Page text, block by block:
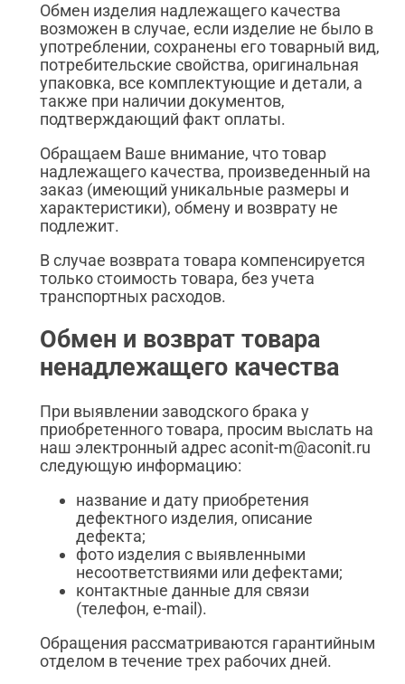
Обмен изделия надлежащего качества
возможен в случае, если изделие не было в
употреблении, сохранены его товарный вид,
потребительские свойства, оригинальная
упаковка, все комплектующие и детали, а
также при наличии документов,
подтверждающий факт оплаты.
Обращаем Ваше внимание, что товар
надлежащего качества, произведенный на
заказ (имеющий уникальные размеры и
характеристики), обмену и возврату не
подлежит.
В случае возврата товара компенсируется
только стоимость товара, без учета
транспортных расходов.
Обмен и возврат товара
ненадлежащего качества
При выявлении заводского брака у
приобретенного товара, просим выслать на
наш электронный адрес aconit-m@aconit.ru
следующую информацию:
название и дату приобретения
дефектного изделия, описание
дефекта;
фото изделия с выявленными
несоответствиями или дефектами;
контактные данные для связи
(телефон, e-mail).
Обращения рассматриваются гарантийным
отделом в течение трех рабочих дней.